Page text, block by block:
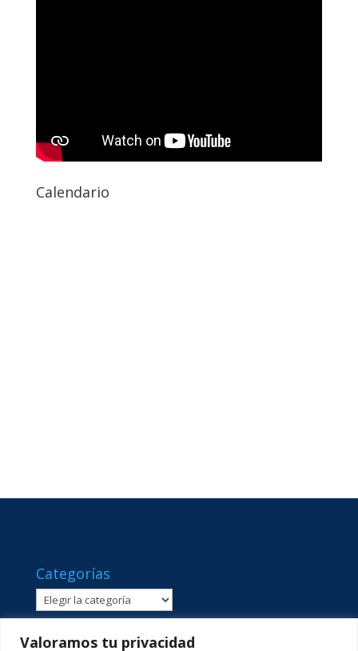
Valoramos tu privacidad
Calendario
Categorías
Categorías